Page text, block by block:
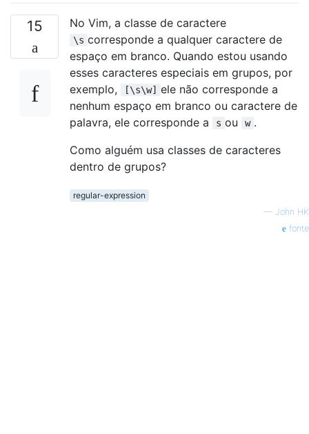
15 No Vim, a classe de caractere
\s corresponde a qualquer caractere de
espaço em branco. Quando estou usando
esses caracteres especiais em grupos, por
exemplo,
[\s\w] ele não corresponde a
nenhum espaço em branco ou caractere de
palavra, ele corresponde a
s ou w .
Como alguém usa classes de caracteres
dentro de grupos?
regular-expression
— John HK
fonte